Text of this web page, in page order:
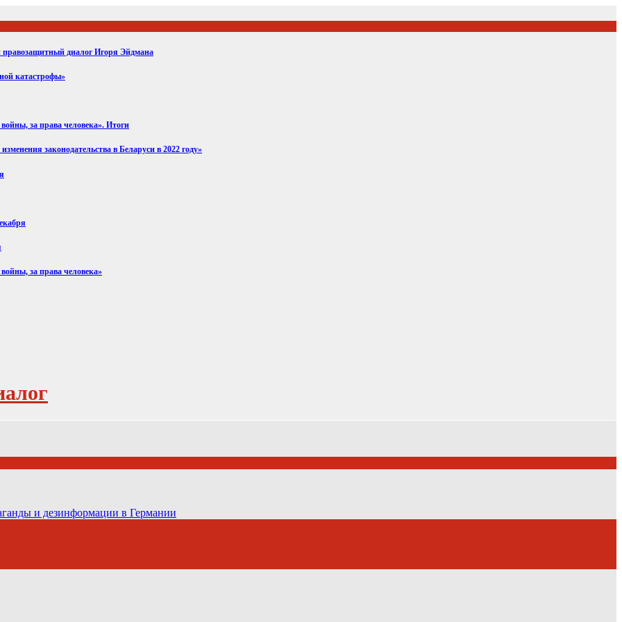
правозащитный диалог Игоря Эйдмана
катастрофы»
за права человека». Итоги
законодательства в Беларуси в 2022 году»
за права человека»
и дезинформации в Германии